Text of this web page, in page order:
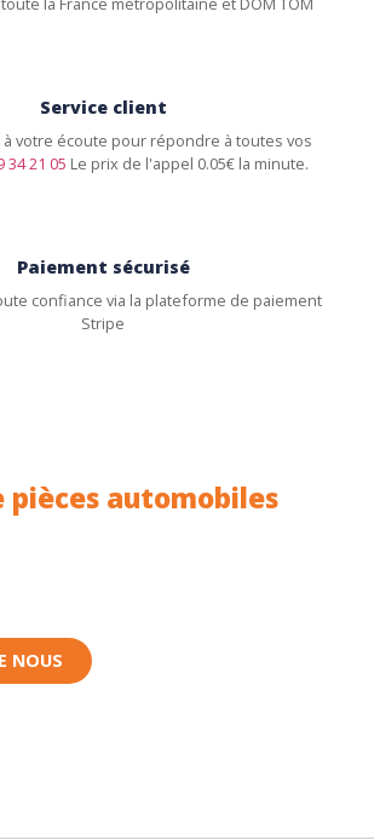
Service client
votre écoute pour répondre à toutes vos
34 21 05 Le prix de l'appel 0.05€ la minute.
Paiement sécurisé
confiance via la plateforme de paiement
Stripe
pièces automobiles
NOUS